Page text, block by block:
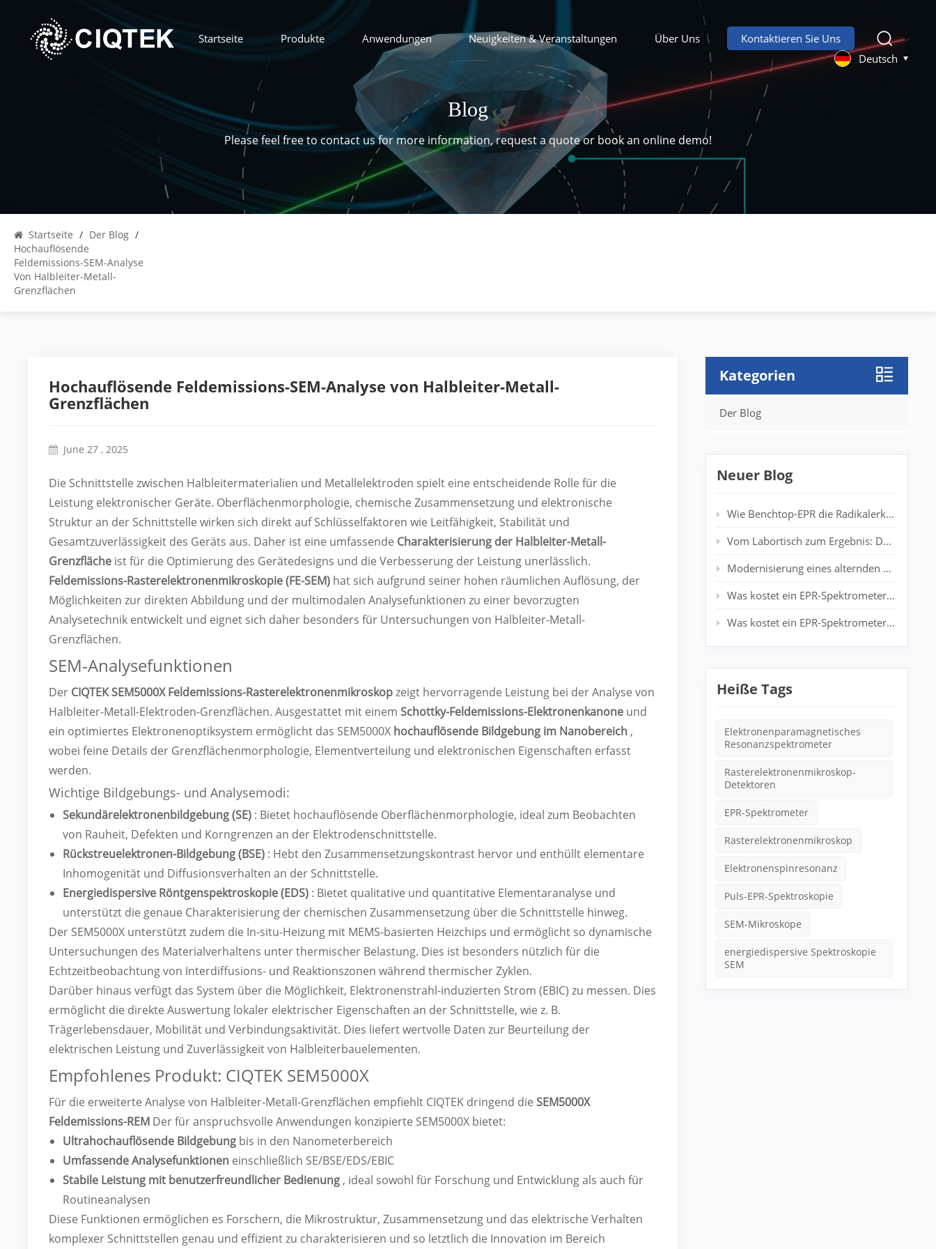
Startseite Produkte Anwendungen Neuigkeiten & Veranstaltungen Über Uns
Kontaktieren Sie Uns
Deutsch
Blog
Please feel free to contact us for more information, request a quote or book an online demo!
Startseite / Der Blog /
Hochauflösende
Feldemissions-SEM-Analyse
Von Halbleiter-Metall-
Grenzflächen
Hochauflösende Feldemissions-SEM-Analyse von Halbleiter-Metall-
Grenzflächen
June 27 , 2025
Die Schnittstelle zwischen Halbleitermaterialien und Metallelektroden spielt eine entscheidende Rolle für die
Leistung elektronischer Geräte. Oberflächenmorphologie, chemische Zusammensetzung und elektronische
Struktur an der Schnittstelle wirken sich direkt auf Schlüsselfaktoren wie Leitfähigkeit, Stabilität und
Gesamtzuverlässigkeit des Geräts aus. Daher ist eine umfassende Charakterisierung der Halbleiter-Metall-
Grenzfläche ist für die Optimierung des Gerätedesigns und die Verbesserung der Leistung unerlässlich.
Feldemissions-Rasterelektronenmikroskopie (FE-SEM) hat sich aufgrund seiner hohen räumlichen Auflösung, der
Möglichkeiten zur direkten Abbildung und der multimodalen Analysefunktionen zu einer bevorzugten
Analysetechnik entwickelt und eignet sich daher besonders für Untersuchungen von Halbleiter-Metall-
Grenzflächen.
SEM-Analysefunktionen
Der CIQTEK SEM5000X Feldemissions-Rasterelektronenmikroskopzeigt hervorragende Leistung bei der Analyse von
Halbleiter-Metall-Elektroden-Grenzflächen. Ausgestattet mit einemSchottky-Feldemissions-Elektronenkanone und
ein optimiertes Elektronenoptiksystem ermöglicht das SEM5000X hochauflösende Bildgebung im Nanobereich ,
wobei feine Details der Grenzflächenmorphologie, Elementverteilung und elektronischen Eigenschaften erfasst
werden.
Wichtige Bildgebungs- und Analysemodi:
Sekundärelektronenbildgebung (SE) : Bietet hochauflösende Oberflächenmorphologie, ideal zum Beobachten
von Rauheit, Defekten und Korngrenzen an der Elektrodenschnittstelle.
Rückstreuelektronen-Bildgebung (BSE) : Hebt den Zusammensetzungskontrast hervor und enthüllt elementare
Inhomogenität und Diffusionsverhalten an der Schnittstelle.
Energiedispersive Röntgenspektroskopie (EDS) : Bietet qualitative und quantitative Elementaranalyse und
unterstützt die genaue Charakterisierung der chemischen Zusammensetzung über die Schnittstelle hinweg.
Der SEM5000X unterstützt zudem die In-situ-Heizung mit MEMS-basierten Heizchips und ermöglicht so dynamische
Untersuchungen des Materialverhaltens unter thermischer Belastung. Dies ist besonders nützlich für die
Echtzeitbeobachtung von Interdiffusions- und Reaktionszonen während thermischer Zyklen.
Darüber hinaus verfügt das System über die Möglichkeit, Elektronenstrahl-induzierten Strom (EBIC) zu messen. Dies
ermöglicht die direkte Auswertung lokaler elektrischer Eigenschaften an der Schnittstelle, wie z. B.
Trägerlebensdauer, Mobilität und Verbindungsaktivität. Dies liefert wertvolle Daten zur Beurteilung der
elektrischen Leistung und Zuverlässigkeit von Halbleiterbauelementen.
Empfohlenes Produkt: CIQTEK SEM5000X
Für die erweiterte Analyse von Halbleiter-Metall-Grenzflächen empfiehlt CIQTEK dringend dieSEM5000X
Feldemissions-REM Der für anspruchsvolle Anwendungen konzipierte SEM5000X bietet:
Ultrahochauflösende Bildgebung bis in den Nanometerbereich
Umfassende Analysefunktionen einschließlich SE/BSE/EDS/EBIC
Stabile Leistung mit benutzerfreundlicher Bedienung , ideal sowohl für Forschung und Entwicklung als auch für
Routineanalysen
Diese Funktionen ermöglichen es Forschern, die Mikrostruktur, Zusammensetzung und das elektrische Verhalten
komplexer Schnittstellen genau und effizient zu charakterisieren und so letztlich die Innovation im Bereich
Kategorien
Der Blog
Neuer Blog
Wie Benchtop-EPR die Radikalerkennung in Polymerlaboren verbessert
Vom Labortisch zum Ergebnis: Desktop-EPR für die Echtzeit-Spinanalyse
Modernisierung eines alternden EPR-Spektrometers: Verlängerung der Systemlebensdauer ohne neuen Magneten
Was kostet ein EPR-Spektrometer der Einstiegsklasse wirklich?
Was kostet ein EPR-Spektrometer? Vollständiger Preisleitfaden für Forscher
Heiße Tags
Elektronenparamagnetisches
Resonanzspektrometer
Rasterelektronenmikroskop-
Detektoren
EPR-Spektrometer
Rasterelektronenmikroskop
Elektronenspinresonanz
Puls-EPR-Spektroskopie
SEM-Mikroskope
energiedispersive Spektroskopie
SEM